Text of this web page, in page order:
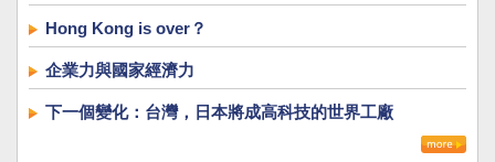
Hong Kong is over？
企業力與國家經濟力
下一個變化：台灣，日本將成高科技的世界工廠